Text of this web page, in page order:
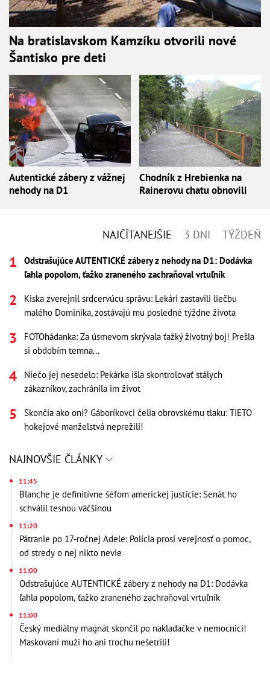
Na bratislavskom Kamzíku otvorili nové
Šantisko pre deti
Autentické zábery z vážnej
nehody na D1
Chodník z Hrebienka na
Rainerovu chatu obnovili
NAJČÍTANEJŠIE 3 DNI TÝŽDEŇ
Odstrašujúce AUTENTICKÉ zábery z nehody na D1: Dodávka
ľahla popolom, ťažko zraneného zachraňoval vrtuľník
Kiska zverejnil srdcervúcu správu: Lekári zastavili liečbu
malého Dominika, zostávajú mu posledné týždne života
FOTOhádanka: Za úsmevom skrývala ťažký životný boj! Prešla
si obdobím temna...
Niečo jej nesedelo: Pekárka išla skontrolovať stálych
zákazníkov, zachránila im život
Skončia ako oni? Gáboríkovci čelia obrovskému tlaku: TIETO
hokejové manželstvá neprežili!
NAJNOVŠIE ČLÁNKY
11:45
Blanche je definitívne šéfom americkej justície: Senát ho
schválil tesnou väčšinou
11:20
Pátranie po 17-ročnej Adele: Polícia prosí verejnosť o pomoc,
od stredy o nej nikto nevie
11:00
Odstrašujúce AUTENTICKÉ zábery z nehody na D1: Dodávka
ľahla popolom, ťažko zraneného zachraňoval vrtuľník
11:00
Český mediálny magnát skončil po nakladačke v nemocnici!
Maskovaní muži ho ani trochu nešetrili!